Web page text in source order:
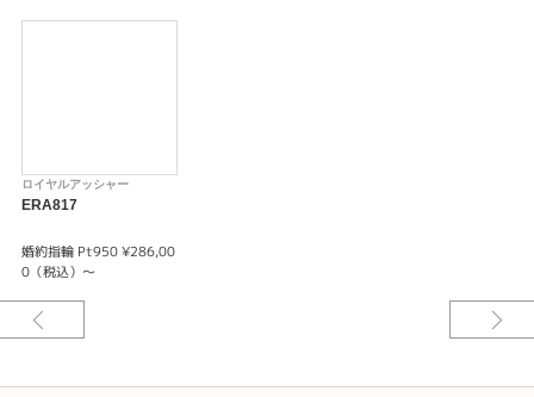
ロイヤルアッシャー
ERA817
婚約指輪 Pt950 ¥286,00
0（税込）～